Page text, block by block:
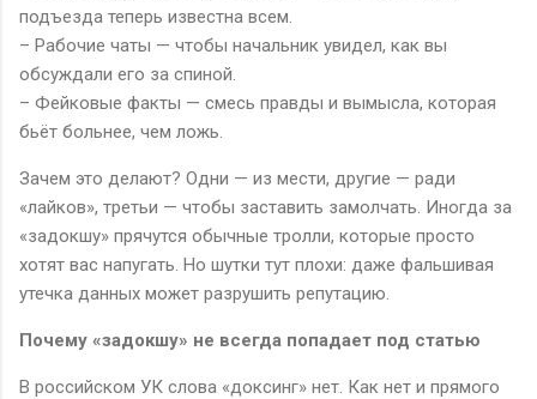
подъезда теперь известна всем.
– Рабочие чаты — чтобы начальник увидел, как вы
обсуждали его за спиной.
– Фейковые факты — смесь правды и вымысла, которая
бьёт больнее, чем ложь.
Зачем это делают? Одни — из мести, другие — ради
«лайков», третьи — чтобы заставить замолчать. Иногда за
«задокшу» прячутся обычные тролли, которые просто
хотят вас напугать. Но шутки тут плохи: даже фальшивая
утечка данных может разрушить репутацию.
Почему «задокшу» не всегда попадает под статью
В российском УК слова «доксинг» нет. Как нет и прямого